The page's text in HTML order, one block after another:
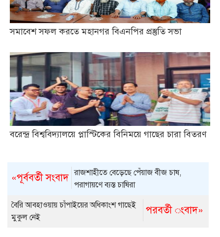
সমাবেশ সফল করতে মহানগর বিএনপির প্রস্তুতি সভা
বরেন্দ্র বিশ্ববিদ্যালয়ে প্লাস্টিকের বিনিময়ে গাছের চারা বিতরণ
«পূর্ববর্তী সংবাদ রাজশাহীতে বেড়েছে পেঁয়াজ বীজ চাষ,
পরাগায়ণে ব্যস্ত চাষিরা
পরবর্তী ংবাদ»
বৈরি আবহাওয়ায় চাঁপাইয়ের অধিকাংশ গাছেই
মুকুল নেই